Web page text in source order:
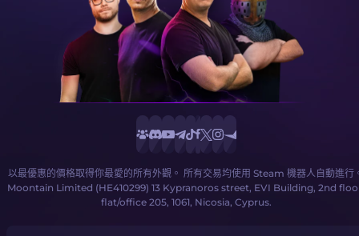
以最優惠的價格取得你最愛的所有外觀。 所有交易均使用 Steam 機器人自動進行
Moontain Limited (HE410299) 13 Kypranoros street, EVI Building, 2nd
flat/office 205, 1061, Nicosia, Cyprus.